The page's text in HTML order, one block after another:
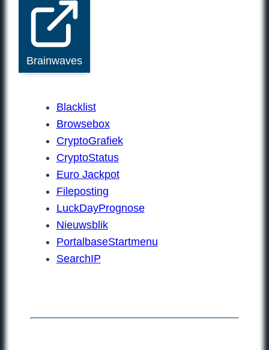
Brainwaves
Blacklist
Browsebox
CryptoGrafiek
CryptoStatus
Euro Jackpot
Fileposting
LuckDayPrognose
Nieuwsblik
PortalbaseStartmenu
SearchIP